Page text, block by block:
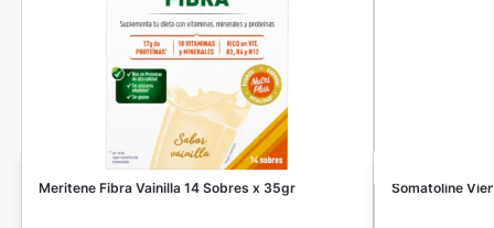
Meritene Fibra Vainilla 14 Sobres x 35gr Somatoline